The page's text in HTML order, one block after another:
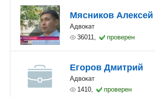
Мясников Алексей
Адвокат
36011,
проверен
Егоров Дмитрий
Адвокат
1410,
проверен